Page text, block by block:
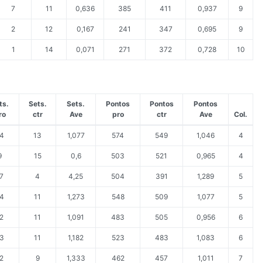
7 11 0,636 385 411 0,937 9
2 12 0,167 241 347 0,695 9
1 14 0,071 271 372 0,728 10
Sets.
ctr
Sets.
Ave
Pontos
pro
Pontos
ctr
Pontos
Ave
Col.
13 1,077 574 549 1,046 4
15 0,6 503 521 0,965 4
4 4,25 504 391 1,289 5
11 1,273 548 509 1,077 5
11 1,091 483 505 0,956 6
11 1,182 523 483 1,083 6
9 1,333 462 457 1,011 7